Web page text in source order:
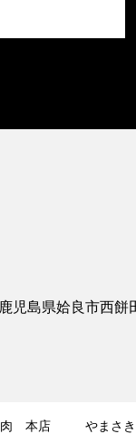
児島県姶良市西餅
肉 本店 やまさ